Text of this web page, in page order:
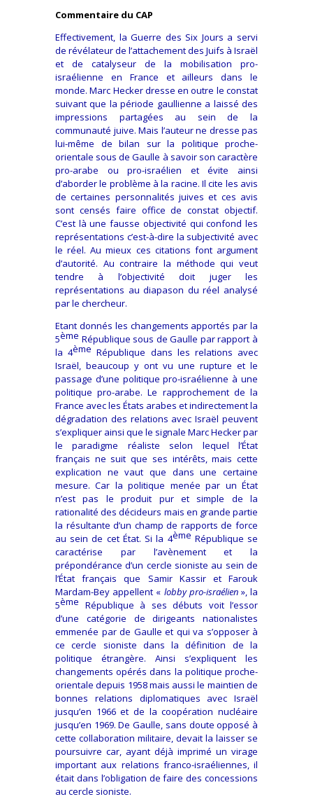
Commentaire du CAP
Effectivement, la Guerre des Six Jours a servi
de révélateur de l’attachement des Juifs à Israël
et de catalyseur de la mobilisation pro-
israélienne en France et ailleurs dans le
monde. Marc Hecker dresse en outre le constat
suivant que la période gaullienne a laissé des
impressions partagées au sein de la
communauté juive. Mais l’auteur ne dresse pas
lui-même de bilan sur la politique proche-
orientale sous de Gaulle à savoir son caractère
pro-arabe ou pro-israélien et évite ainsi
d’aborder le problème à la racine. Il cite les avis
de certaines personnalités juives et ces avis
sont censés faire office de constat objectif.
C’est là une fausse objectivité qui confond les
représentations c’est-à-dire la subjectivité avec
le réel. Au mieux ces citations font argument
d’autorité. Au contraire la méthode qui veut
tendre à l’objectivité doit juger les
représentations au diapason du réel analysé
par le chercheur.
Etant donnés les changements apportés par la
5ème République sous de Gaulle par rapport à
la 4ème République dans les relations avec
Israël, beaucoup y ont vu une rupture et le
passage d’une politique pro-israélienne à une
politique pro-arabe. Le rapprochement de la
France avec les États arabes et indirectement la
dégradation des relations avec Israël peuvent
s’expliquer ainsi que le signale Marc Hecker par
le paradigme réaliste selon lequel l’État
français ne suit que ses intérêts, mais cette
explication ne vaut que dans une certaine
mesure. Car la politique menée par un État
n’est pas le produit pur et simple de la
rationalité des décideurs mais en grande partie
la résultante d’un champ de rapports de force
au sein de cet État. Si la 4ème République se
caractérise par l’avènement et la
prépondérance d’un cercle sioniste au sein de
l’État français que Samir Kassir et Farouk
Mardam-Bey appellent « lobby pro-israélien», la
5ème République à ses débuts voit l’essor
d’une catégorie de dirigeants nationalistes
emmenée par de Gaulle et qui va s’opposer à
ce cercle sioniste dans la définition de la
politique étrangère. Ainsi s’expliquent les
changements opérés dans la politique proche-
orientale depuis 1958 mais aussi le maintien de
bonnes relations diplomatiques avec Israël
jusqu’en 1966 et de la coopération nucléaire
jusqu’en 1969. De Gaulle, sans doute opposé à
cette collaboration militaire, devait la laisser se
poursuivre car, ayant déjà imprimé un virage
important aux relations franco-israéliennes, il
était dans l’obligation de faire des concessions
au cercle sioniste.